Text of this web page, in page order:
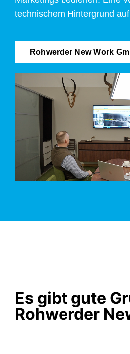
technischem Hintergrund
Rohwerder New Work
Es gibt gute
Rohwerder